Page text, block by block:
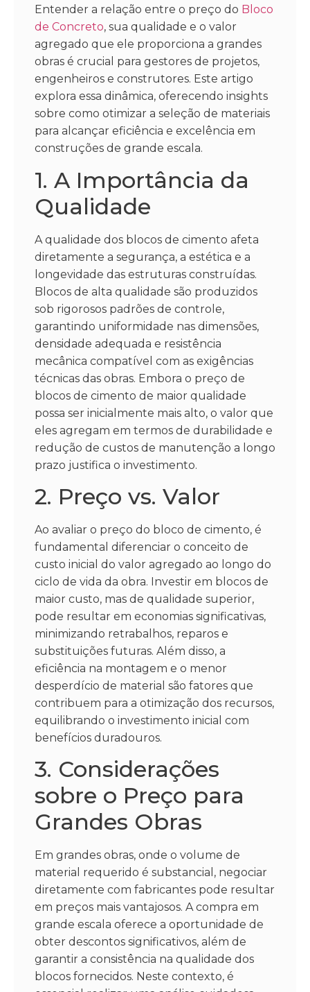
Entender a relação entre o preço do Bloco
de Concreto, sua qualidade e o valor
agregado que ele proporciona a grandes
obras é crucial para gestores de projetos,
engenheiros e construtores. Este artigo
explora essa dinâmica, oferecendo insights
sobre como otimizar a seleção de materiais
para alcançar eficiência e excelência em
construções de grande escala.
1. A Importância da
Qualidade
A qualidade dos blocos de cimento afeta
diretamente a segurança, a estética e a
longevidade das estruturas construídas.
Blocos de alta qualidade são produzidos
sob rigorosos padrões de controle,
garantindo uniformidade nas dimensões,
densidade adequada e resistência
mecânica compatível com as exigências
técnicas das obras. Embora o preço de
blocos de cimento de maior qualidade
possa ser inicialmente mais alto, o valor que
eles agregam em termos de durabilidade e
redução de custos de manutenção a longo
prazo justifica o investimento.
2. Preço vs. Valor
Ao avaliar o preço do bloco de cimento, é
fundamental diferenciar o conceito de
custo inicial do valor agregado ao longo do
ciclo de vida da obra. Investir em blocos de
maior custo, mas de qualidade superior,
pode resultar em economias significativas,
minimizando retrabalhos, reparos e
substituições futuras. Além disso, a
eficiência na montagem e o menor
desperdício de material são fatores que
contribuem para a otimização dos recursos,
equilibrando o investimento inicial com
benefícios duradouros.
3. Considerações
sobre o Preço para
Grandes Obras
Em grandes obras, onde o volume de
material requerido é substancial, negociar
diretamente com fabricantes pode resultar
em preços mais vantajosos. A compra em
grande escala oferece a oportunidade de
obter descontos significativos, além de
garantir a consistência na qualidade dos
blocos fornecidos. Neste contexto, é